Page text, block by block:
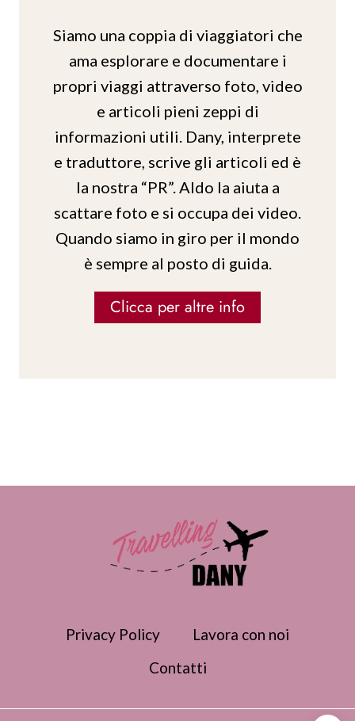
Siamo una coppia di viaggiatori che
ama esplorare e documentare i
propri viaggi attraverso foto, video
e articoli pieni zeppi di
informazioni utili. Dany, interprete
e traduttore, scrive gli articoli ed è
la nostra “PR”. Aldo la aiuta a
scattare foto e si occupa dei video.
Quando siamo in giro per il mondo
è sempre al posto di guida.
Clicca per altre info
Privacy Policy
Lavora con noi
Contatti